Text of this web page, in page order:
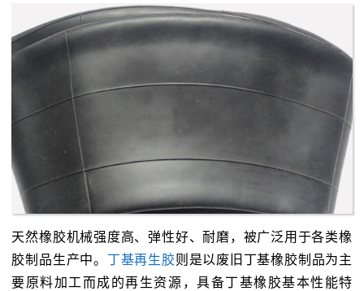
天然橡胶机械强度高、弹性好、耐磨，被广泛用于各类橡
胶制品生产中。 丁基再生胶则是以废旧丁基橡胶制品为主
要原料加工而成的再生资源，具备丁基橡胶基本性能特